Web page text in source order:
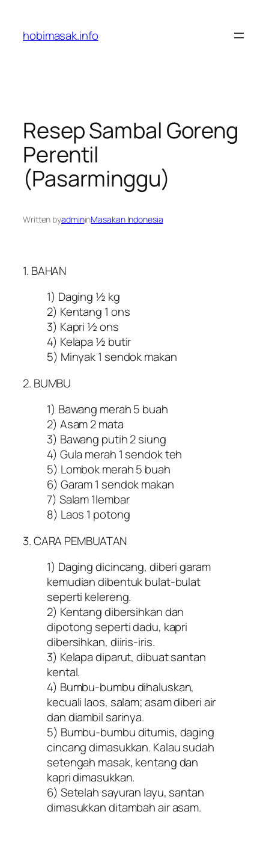
content
hobimasak.info
Resep Sambal Goreng
Perentil
(Pasarminggu)
Written byadmininMasakan Indonesia
1. BAHAN
1) Daging ½ kg
2) Kentang 1 ons
3) Kapri ½ ons
4) Kelapa ½ butir
5) Minyak 1 sendok makan
2. BUMBU
1) Bawang merah 5 buah
2) Asam 2 mata
3) Bawang putih 2 siung
4) Gula merah 1 sendok teh
5) Lombok merah 5 buah
6) Garam 1 sendok makan
7) Salam 1lembar
8) Laos 1 potong
3. CARA PEMBUATAN
1) Daging dicincang, diberi garam
kemudian dibentuk bulat-bulat
seperti kelereng.
2) Kentang dibersihkan dan
dipotong seperti dadu, kapri
dibersihkan, diiris-iris.
3) Kelapa diparut, dibuat santan
kental.
4) Bumbu-bumbu dihaluskan,
kecuali laos, salam; asam diberi air
dan diambil sarinya.
5) Bumbu-bumbu ditumis, daging
cincang dimasukkan. Kalau sudah
setengah masak, kentang dan
kapri dimasukkan.
6) Setelah sayuran layu, santan
dimasukkan ditambah air asam.